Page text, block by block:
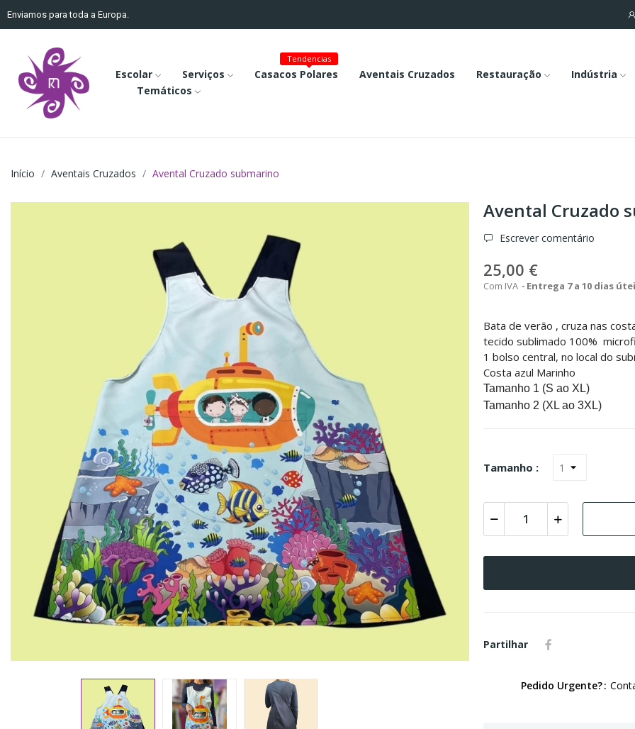
Enviamos para toda a Europa.
Escolar Serviços Casacos Polares
Tendencias
Aventais Cruzados Restauração
Indústria
Temáticos
Início Aventais Cruzados Avental Cruzado submarino
Avental Cruzado
Escrever comentário
25,00 €
Com IVA Entrega 7 a 10 dias
Bata de verão , cruza nas
tecido sublimado 100%
1 bolso central, no local do
Costa azul Marinho
Tamanho 1 (S ao XL)
Tamanho 2 (XL ao 3XL)
Tamanho :
Partilhar
Pedido Urgente?